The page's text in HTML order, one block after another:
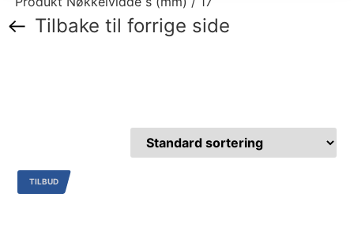
Tilbake til forrige side
TILBUD